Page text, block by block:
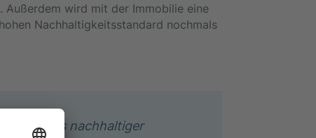
Außerdem wird mit der Immobilie eine
Nachhaltigkeitsstandard nochmals
aus nachhaltiger